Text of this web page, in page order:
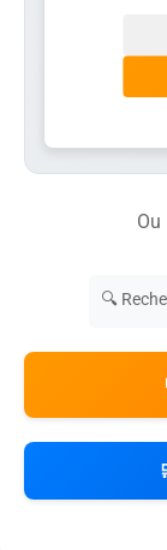
Ou
🔍